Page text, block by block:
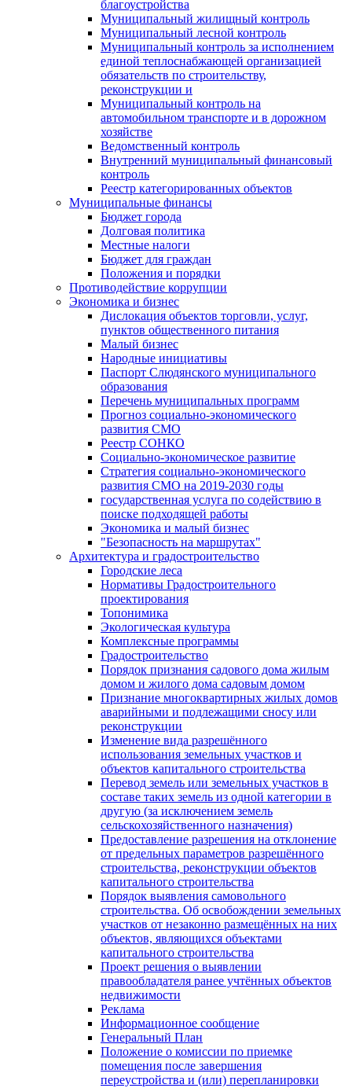
благоустройства
Муниципальный жилищный контроль
Муниципальный лесной контроль
Муниципальный контроль за исполнением
единой теплоснабжающей организацией
обязательств по строительству,
реконструкции и
Муниципальный контроль на
автомобильном транспорте и в дорожном
хозяйстве
Ведомственный контроль
Внутренний муниципальный финансовый
контроль
Реестр категорированных объектов
Муниципальные финансы
Бюджет города
Долговая политика
Местные налоги
Бюджет для граждан
Положения и порядки
Противодействие коррупции
Экономика и бизнес
Дислокация объектов торговли, услуг,
пунктов общественного питания
Малый бизнес
Народные инициативы
Паспорт Слюдянского муниципального
образования
Перечень муниципальных программ
Прогноз социально-экономического
развития СМО
Реестр СОНКО
Социально-экономическое развитие
Стратегия социально-экономического
развития СМО на 2019-2030 годы
государственная услуга по содействию в
поиске подходящей работы
Экономика и малый бизнес
"Безопасность на маршрутах"
Архитектура и градостроительство
Городские леса
Нормативы Градостроительного
проектирования
Топонимика
Экологическая культура
Комплексные программы
Градостроительство
Порядок признания садового дома жилым
домом и жилого дома садовым домом
Признание многоквартирных жилых домов
аварийными и подлежащими сносу или
реконструкции
Изменение вида разрешённого
использования земельных участков и
объектов капитального строительства
Перевод земель или земельных участков в
составе таких земель из одной категории в
другую (за исключением земель
сельскохозяйственного назначения)
Предоставление разрешения на отклонение
от предельных параметров разрешённого
строительства, реконструкции объектов
капитального строительства
Порядок выявления самовольного
строительства. Об освобождении земельных
участков от незаконно размещённых на них
объектов, являющихся объектами
капитального строительства
Проект решения о выявлении
правообладателя ранее учтённых объектов
недвижимости
Реклама
Информационное сообщение
Генеральный План
Положение о комиссии по приемке
помещения после завершения
переустройства и (или) перепланировки